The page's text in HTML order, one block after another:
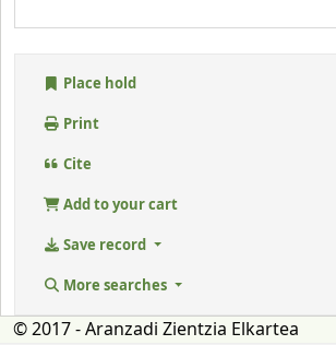
Place hold
Print
Cite
Add to your cart
Save record
More searches
© 2017 - Aranzadi Zientzia Elkartea